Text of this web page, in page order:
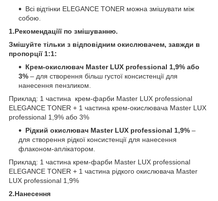
Всі відтінки ELEGANCE TONER можна змішувати між
собою.
1.Рекомендаціїї по змішуванню.
Змішуйте тільки з відповідним окислювачем, завжди в
пропорції 1:1:
Крем-окислювач Master LUX professional 1,9% або
3% – для створення більш густої консистенції для
нанесення пензликом.
Приклад: 1 частина крем-фарби Master LUX professional
ELEGANCE TONER + 1 частина крем-окислювача Master LUX
professional 1,9% або 3%
Рідкий окислювач Master LUX professional 1,9% –
для створення рідкої консистенції для нанесення
флаконом-аплікатором.
Приклад: 1 частина крем-фарби Master LUX professional
ELEGANCE TONER + 1 частина рідкого окислювача Master
LUX professional 1,9%
2.Нанесення